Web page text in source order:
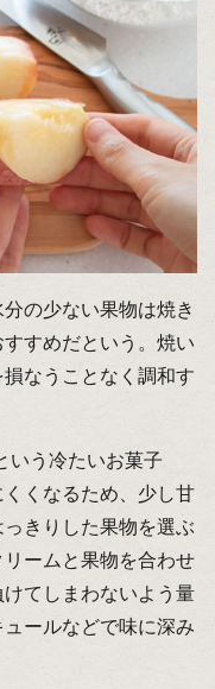
の少ない果物は焼き
すめだという。焼い
なうことなく調和す
いう冷たいお菓子
くなるため、少し甘
きりした果物を選ぶ
ームと果物を合わせ
てしまわないよう量
ールなどで味に深み